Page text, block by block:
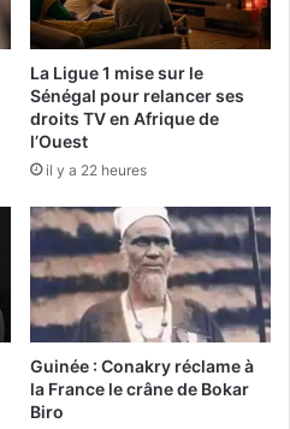
La Ligue 1 mise sur le
Sénégal pour relancer ses
droits TV en Afrique de
l’Ouest
il y a 22 heures
Guinée : Conakry réclame à
la France le crâne de Bokar
Biro